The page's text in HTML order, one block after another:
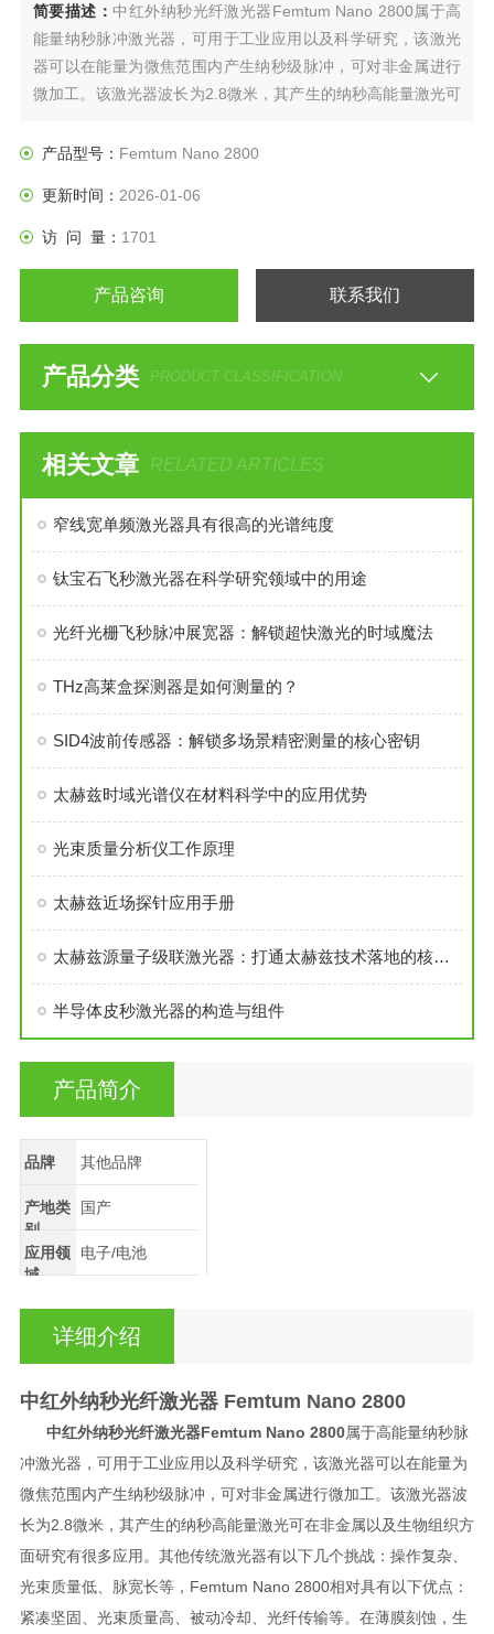
简要描述：中红外纳秒光纤激光器Femtum Nano 2800属于高
能量纳秒脉冲激光器，可用于工业应用以及科学研究，该激光
器可以在能量为微焦范围内产生纳秒级脉冲，可对非金属进行
微加工。该激光器波长为2.8微米，其产生的纳秒高能量激光可
有以下几个挑战：操作复杂、光束质量低、脉宽长等.
产品型号： Femtum Nano 2800
更新时间： 2026-01-06
访 问 量： 1701
产品咨询 联系我们
产品分类 PRODUCT CLASSIFICATION
相关文章 RELATED ARTICLES
窄线宽单频激光器具有很高的光谱纯度
钛宝石飞秒激光器在科学研究领域中的用途
光纤光栅飞秒脉冲展宽器：解锁超快激光的时域魔法
THz高莱盒探测器是如何测量的？
SID4波前传感器：解锁多场景精密测量的核心密钥
太赫兹时域光谱仪在材料科学中的应用优势
光束质量分析仪工作原理
太赫兹近场探针应用手册
太赫兹源量子级联激光器：打通太赫兹技术落地的核心枢纽
半导体皮秒激光器的构造与组件
产品简介
品牌 其他品牌
产地类
别
国产
应用领
域
电子/电池
详细介绍
中红外纳秒光纤激光器Femtum Nano 2800
中红外纳秒光纤激光器Femtum Nano 2800属于高能量纳秒脉
冲激光器，可用于工业应用以及科学研究，该激光器可以在能量为
微焦范围内产生纳秒级脉冲，可对非金属进行微加工。 该激光器波
长为2.8微米，其产生的纳秒高能量激光可在非金属以及生物组织方
面研究有很多应用。其他传统激光器有以下几个挑战：操作复杂、
光束质量低、脉宽长等， Femtum Nano 2800相对具有以下优点：
紧凑坚固、光束质量高、被动冷却、光纤传输等。在薄膜刻蚀，生